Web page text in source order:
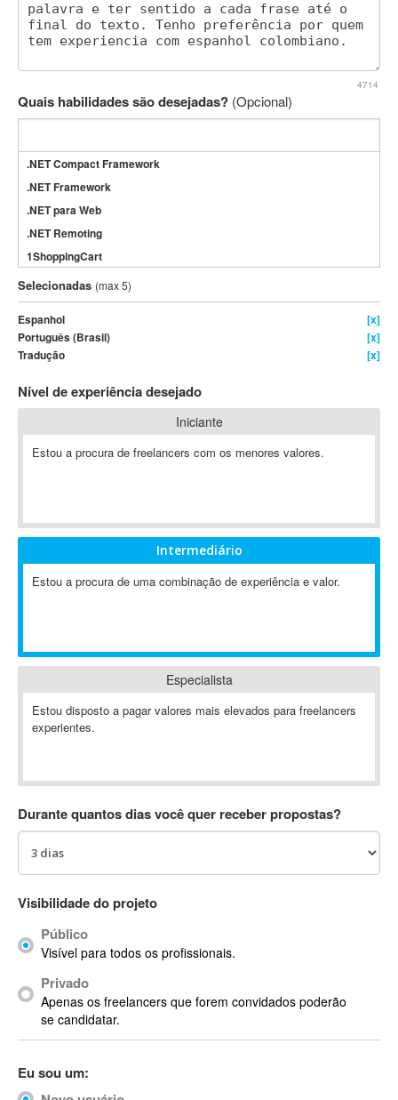
4714
Quais habilidades são desejadas? (Opcional)
.NET Compact Framework
.NET Framework
.NET para Web
.NET Remoting
1ShoppingCart
3DS Max
3GSM
4D Dimension
802.11
A-GPS
ABBYY FineReader
AbleCommerce
Ableton Push
Abstract Window Toolkit (AWT)
Absynth
ACARS
AccountMate
ACDSee
ACID Pro
ACPI
Acrobat
Acrobat X
Acronis
Actian
Actimize
ActionScript
Active Directory
Selecionadas (max 5)
Espanhol
[x]
Português (Brasil)
[x]
Tradução
[x]
Nível de experiência desejado
Iniciante
Estou a procura de freelancers com os menores valores.
Intermediário
Estou a procura de uma combinação de experiência e valor.
Especialista
Estou disposto a pagar valores mais elevados para freelancers
experientes.
Durante quantos dias você quer receber propostas?
Visibilidade do projeto
Público
Visível para todos os profissionais.
Privado
Apenas os freelancers que forem convidados poderão
se candidatar.
Eu sou um: